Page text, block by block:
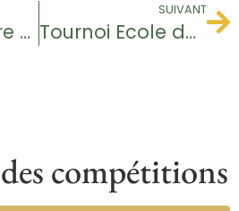
Tournoi Couvre Feu
SUIVANT
Tournoi Ecole de Golf
compétitions